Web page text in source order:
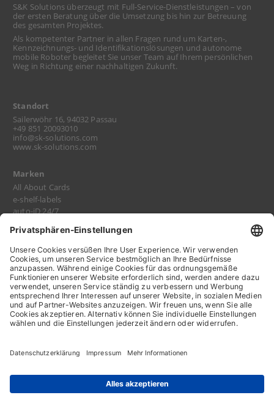
S&K Solutions überzeugt mit Full-Service-Dienstleistungen – von
der ersten Beratung über die Umsetzung bis hin zur Betreuung
des gesamten Projektes.
Als kompetenter Partner in allen Fragen rund um Karten-,
Kennzeichnungs- und Identifikationslösungen und autonome
mobile Roboter begleitet Sie unser Team auf Ihrem persönlichen
Weg in Richtung einer nachhaltigen Zukunft.
Standort
Sailerwöhr 16, 94032 Passau
+49 851 20093010
info@sk-solutions.com
www.sk-solutions.com
Marken
All About Cards
e-shelf-labels
auto-iD 24/7
Impressum
Datenschutz
AGB
AEB
Kontakt
Karriere